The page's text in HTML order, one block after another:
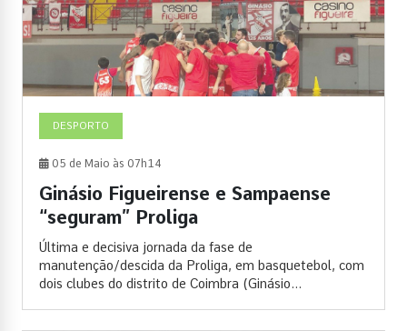
DESPORTO
05 de Maio às 07h14
Ginásio Figueirense e Sampaense
“seguram” Proliga
Última e decisiva jornada da fase de
manutenção/descida da Proliga, em basquetebol, com
dois clubes do distrito de Coimbra (Ginásio...